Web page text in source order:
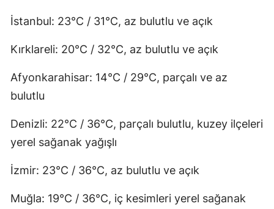
İstanbul: 23°C / 31°C, az bulutlu ve açık
Kırklareli: 20°C / 32°C, az bulutlu ve açık
Afyonkarahisar: 14°C / 29°C, parçalı ve az
bulutlu
Denizli: 22°C / 36°C, parçalı bulutlu, kuzey ilçeleri
yerel sağanak yağışlı
İzmir: 23°C / 36°C, az bulutlu ve açık
Muğla: 19°C / 36°C, iç kesimleri yerel sağanak